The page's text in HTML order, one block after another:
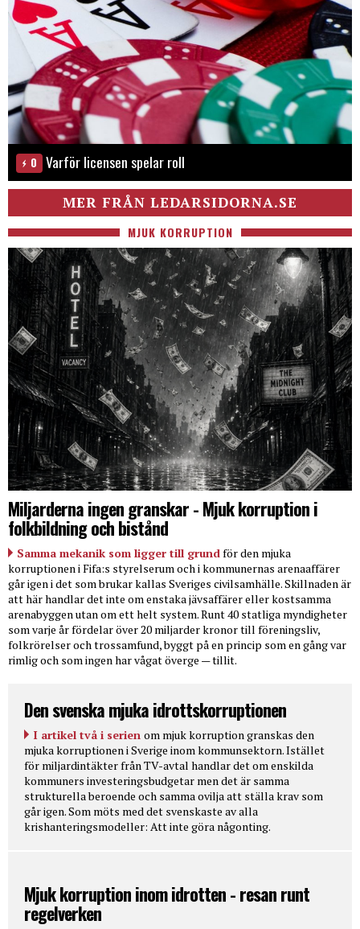
0 Varför licensen spelar roll
MER FRÅN LEDARSIDORNA.SE
MJUK KORRUPTION
Miljarderna ingen granskar - Mjuk korruption i
folkbildning och bistånd
Samma mekanik som ligger till grundför den mjuka
korruptionen i Fifa:s styrelserum och i kommunernas arenaaffärer
går igen i det som brukar kallas Sveriges civilsamhälle. Skillnaden är
att här handlar det inte om enstaka jävsaffärer eller kostsamma
arenabyggen utan om ett helt system. Runt 40 statliga myndigheter
som varje år fördelar över 20 miljarder kronor till föreningsliv,
folkrörelser och trossamfund, byggt på en princip som en gång var
rimlig och som ingen har vågat överge — tillit.
Den svenska mjuka idrottskorruptionen
I artikel två i serien om mjuk korruption granskas den
mjuka korruptionen i Sverige inom kommunsektorn. Istället
för miljardintäkter från TV-avtal handlar det om enskilda
kommuners investeringsbudgetar men det är samma
strukturella beroende och samma ovilja att ställa krav som
går igen. Som möts med det svenskaste av alla
krishanteringsmodeller: Att inte göra någonting.
Mjuk korruption inom idrotten - resan runt
regelverken